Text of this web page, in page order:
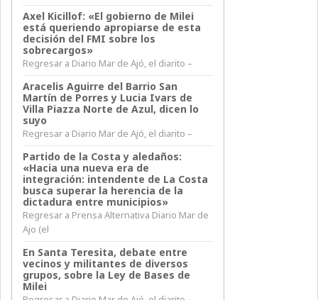
Axel Kicillof: «El gobierno de Milei
está queriendo apropiarse de esta
decisión del FMI sobre los
sobrecargos»
Regresar a Diario Mar de Ajó, el diarito –
Aracelis Aguirre del Barrio San
Martín de Porres y Lucia Ivars de
Villa Piazza Norte de Azul, dicen lo
suyo
Regresar a Diario Mar de Ajó, el diarito –
Partido de la Costa y aledaños:
«Hacia una nueva era de
integración: intendente de La Costa
busca superar la herencia de la
dictadura entre municipios»
Regresar a Prensa Alternativa Diario Mar de
Ajo (el
En Santa Teresita, debate entre
vecinos y militantes de diversos
grupos, sobre la Ley de Bases de
Milei